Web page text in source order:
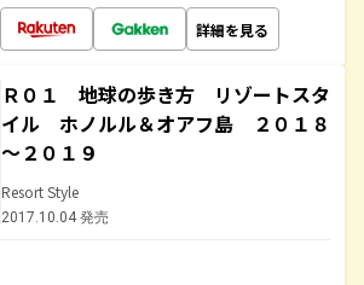
詳細を見る
Ｒ０１ 地球の歩き方 リゾートスタ
イル ホノルル＆オアフ島 ２０１８
～２０１９
Resort Style
2017.10.04 発売